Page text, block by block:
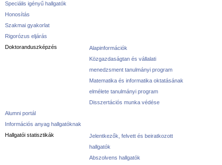
Speciális igényű hallgatók
Honosítás
Szakmai gyakorlat
Rigorózus eljárás
Doktoranduszképzés
Alapinformációk
Közgazdaságtan és vállalati
menedzsment tanulmányi program
Matematika és informatika oktatásának
elmélete tanulmányi program
Disszertációs munka védése
Alumni portál
Információs anyag hallgatóknak
Hallgatói statisztikák
Jelentkezők, felvett és beiratkozott
hallgatók
Abszolvens hallgatók